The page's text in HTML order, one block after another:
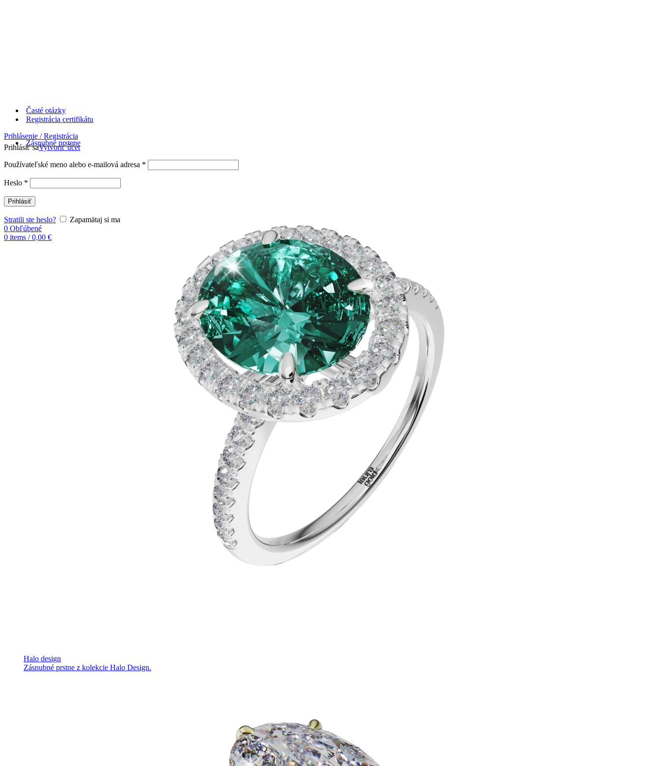
Časté otázky
Registrácia certifikátu
Prihlásenie / Registrácia
Prihlásiť saVytvoriť účet
Používateľské meno alebo e-mailová adresa *
Heslo *
Prihlásiť
Stratili ste heslo?
Zapamätaj si ma
0 Obľúbené
0 items / 0,00 €
Zásnubné prstene
Halo design
Zásnubné prstne z kolekcie Halo Design.